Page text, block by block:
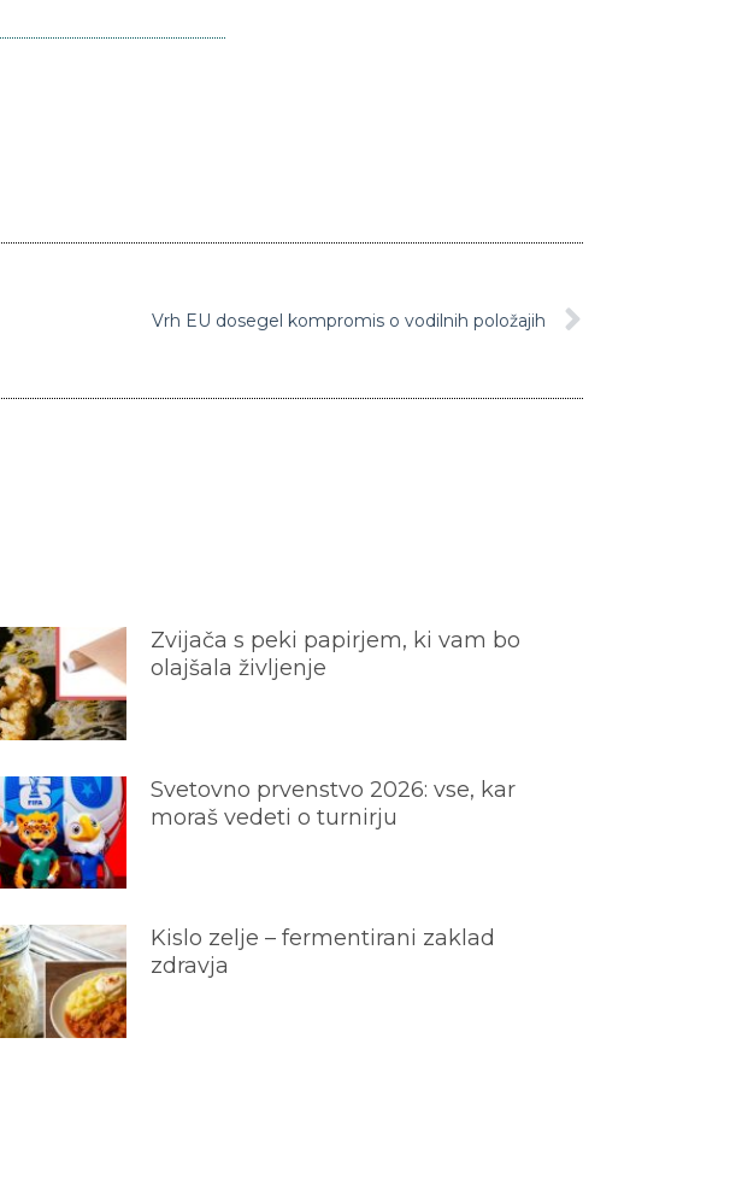
Vrh EU dosegel kompromis o vodilnih položajih
Zvijača s peki papirjem, ki vam bo
olajšala življenje
Svetovno prvenstvo 2026: vse, kar
moraš vedeti o turnirju
Kislo zelje – fermentirani zaklad
zdravja